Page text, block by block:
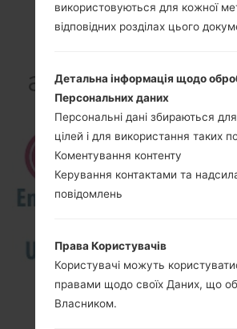
Відео
akaLG
використовуються для кожної
відповідних розділах цього
Детальна інформація щодо
Персональних даних
Персональні дані збираються
цілей і для використання таких
Коментування контенту
Керування контактами та
повідомлень
Права Користувачів
Користувачі можуть
правами щодо своїх Даних, що
Власником.